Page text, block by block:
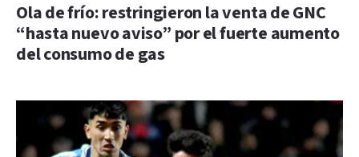
Ola de frío: restringieron la venta de GNC
“hasta nuevo aviso” por el fuerte aumento
del consumo de gas